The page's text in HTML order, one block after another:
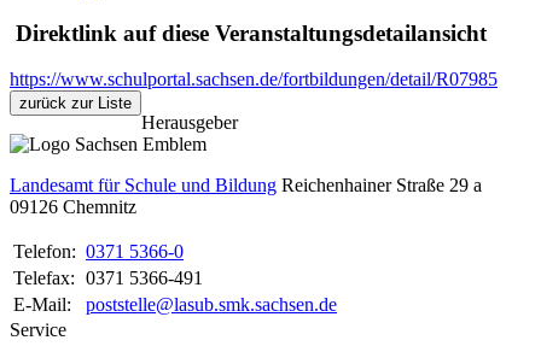
Direktlink auf diese Veranstaltungsdetailansicht
https://www.schulportal.sachsen.de/fortbildungen/detail/R07985
zurück zur Liste
Herausgeber
Landesamt für Schule und Bildung Reichenhainer Straße 29 a
09126 Chemnitz
Telefon: 0371 5366-0
Telefax: 0371 5366-491
E-Mail:
poststelle@lasub.smk.sachsen.de
Service